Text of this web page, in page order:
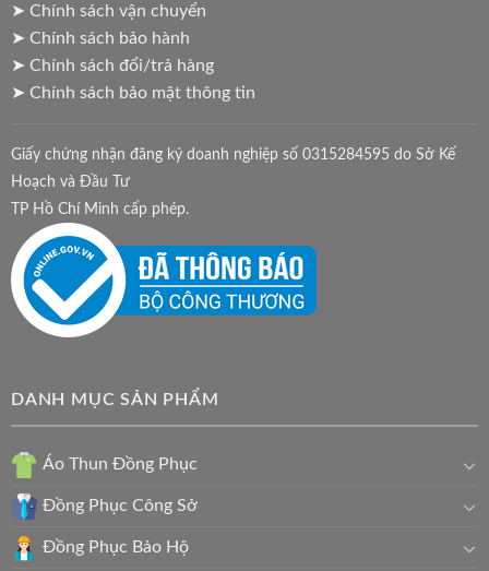
➤ Chính sách vận chuyển
➤ Chính sách bảo hành
➤ Chính sách đổi/trả hàng
➤ Chính sách bảo mật thông tin
Giấy chứng nhận đăng ký doanh nghiệp số 0315284595 do Sở Kế
Hoạch và Đầu Tư
TP Hồ Chí Minh cấp phép.
DANH MỤC SẢN PHẨM
Áo Thun Đồng Phục
Đồng Phục Công Sở
Đồng Phục Bảo Hộ